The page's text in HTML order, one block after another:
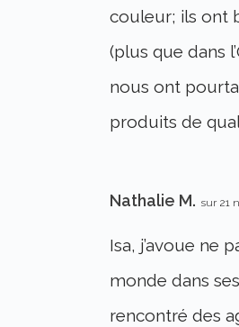
couleur; ils ont
(plus que dans
nous ont
produits de
Nathalie M. sur 21
Isa, j’avoue ne
monde dans ses
rencontré des